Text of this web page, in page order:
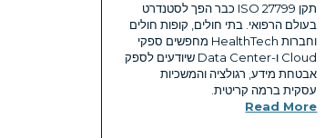
תקן ISO 27799 כבר הפך לסטנדרט
בעולם הרפואי. בתי חולים, קופות חולים
וחברות HealthTech מחפשים ספקי
Cloud ו-Data Center שיודעים לספק
אבטחת מידע, רגולציה והמשכיות
עסקית ברמה קריטית.
Read More